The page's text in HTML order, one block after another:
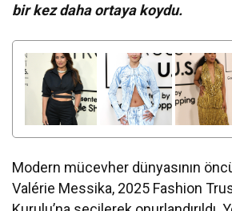
bir kez daha ortaya koydu.
Modern mücevher dünyasının
Valérie Messika, 2025 Fashion